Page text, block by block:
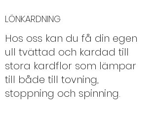
LÖNKARDNING
Hos oss kan du få din egen
ull tvättad och kardad till
stora kardflor som lämpar
till både till tovning,
stoppning och spinning.